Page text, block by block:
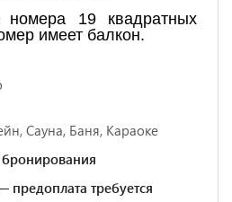
19 квадратных
имеет балкон.
Сауна, Баня, Караоке
требуется